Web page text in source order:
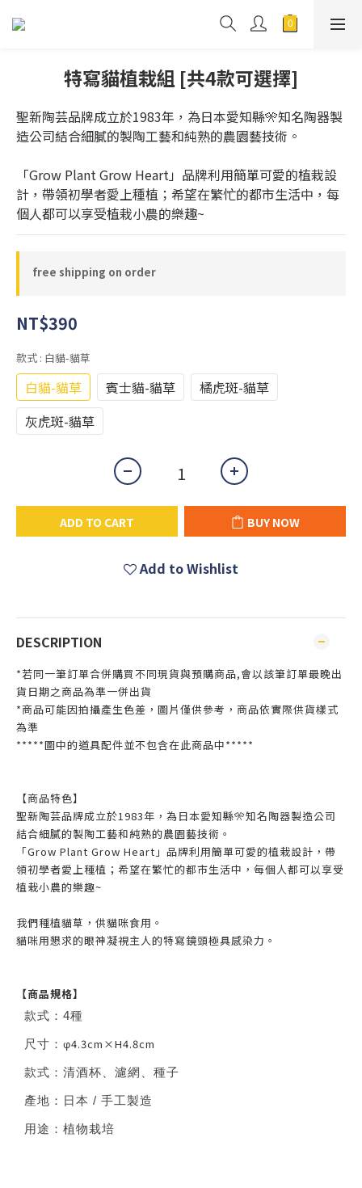
特寫貓植栽組 [共4款可選擇]
聖新陶芸品牌成立於1983年，為日本愛知縣🎌知名陶器製
造公司結合細膩的製陶工藝和純熟的農園藝技術。
「Grow Plant Grow Heart」品牌利用簡單可愛的植栽設
計，帶領初學者愛上種植；希望在繁忙的都市生活中，每
個人都可以享受植栽小農的樂趣~
free shipping on order
NT$390
款式 : 白貓-貓草
白貓-貓草 賓士貓-貓草
橘虎斑-貓草
灰虎斑-貓草
ADD TO CART BUY NOW
Add to Wishlist
DESCRIPTION
*若同一筆訂單合併購買不同現貨與預購商品,會以該筆訂單最晚出
貨日期之商品為準一併出貨
*商品可能因拍攝產生色差，圖片僅供參考，商品依實際供貨樣式
為準
*****圖中的道具配件並不包含在此商品中*****
【商品特色】
聖新陶芸品牌成立於1983年，為日本愛知縣🎌知名陶器製造公司
結合細膩的製陶工藝和純熟的農園藝技術。
「Grow Plant Grow Heart」品牌利用簡單可愛的植栽設計，帶
領初學者愛上種植；希望在繁忙的都市生活中，每個人都可以享受
植栽小農的樂趣~
我們種植貓草，供貓咪食用。
貓咪用懇求的眼神凝視主人的特寫鏡頭極具感染力。
【商品規格】
款式：4種
尺寸： φ4.3cm×H4.8cm
款式： 清酒杯、濾網、種子
產地：日本 / 手工製造
用途：植物栽培